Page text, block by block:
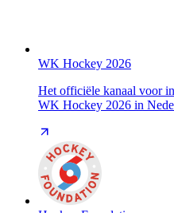
WK Hockey 2026
Het officiële kanaal voor
WK Hockey 2026 in